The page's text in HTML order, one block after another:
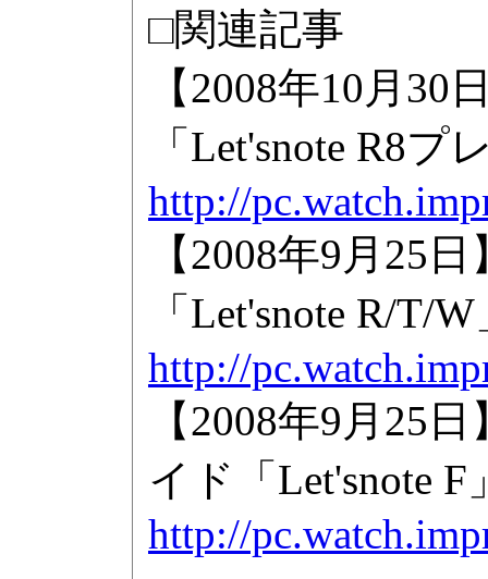
□関連記事
【2008年10月
「Let'snote R8
http://
【2008年9月25
「Let'snote R/T/
http://
【2008年9月25
イド「Let'snote F
http://